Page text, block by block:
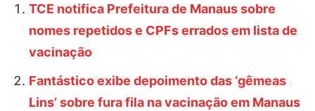
TCE notifica Prefeitura de Manaus sobre
nomes repetidos e CPFs errados em lista de
vacinação
Fantástico exibe depoimento das ‘gêmeas
Lins’ sobre fura fila na vacinação em Manaus